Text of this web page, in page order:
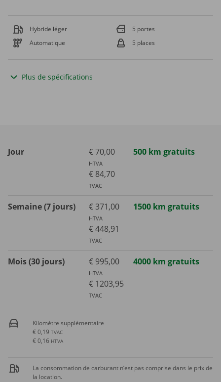
Hybride léger
5 portes
Automatique
5 places
Plus de spécifications
Jour € 70,00
HTVA
€ 84,70
TVAC
500 km gratuits
Semaine (7 jours) € 371,00
HTVA
€ 448,91
TVAC
1500 km gratuits
Mois (30 jours) € 995,00
HTVA
€ 1203,95
TVAC
4000 km gratuits
Kilomètre supplémentaire
€ 0,19 TVAC
€ 0,16 HTVA
La consommation de carburant n’est pas comprise dans le prix de
la location.